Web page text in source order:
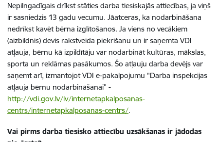
Nepilngadīgais drīkst stāties darba tiesiskajās attiecības, ja viņš
ir sasniedzis 13 gadu vecumu. Jāatceras, ka nodarbināšana
nedrīkst kavēt bērna izglītošanos. Ja viens no vecākiem
(aizbildnis) devis rakstveida piekrišanu un ir saņemta VDI
atļauja, bērnu kā izpildītāju var nodarbināt kultūras, mākslas,
sporta un reklāmas pasākumos. Šo atļauju darba devējs var
saņemt arī, izmantojot VDI e-pakalpojumu "Darba inspekcijas
atļauja bērnu nodarbināšanai" -
http://vdi.gov.lv/lv/internetapkalposanas-
centrs/internetapkalposanas-centrs/.
Vai pirms darba tiesisko attiecību uzsākšanas ir jādodas